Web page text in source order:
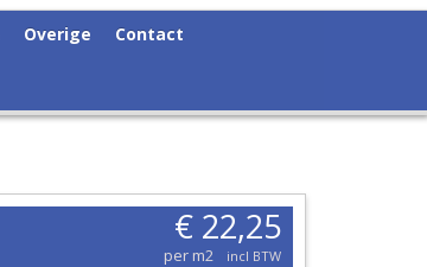
Overige Contact
€ 22,25
per m2 incl BTW